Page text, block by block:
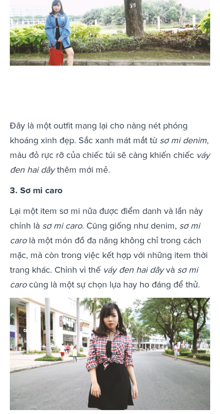
Đây là một outfit mang lại cho nàng nét phóng
khoáng xinh đẹp. Sắc xanh mát mắt từ sơ mi denim,
màu đỏ rực rỡ của chiếc túi sẽ càng khiến chiếc váy
đen hai dâythêm mới mẻ.
3. Sơ mi caro
Lại một item sơ mi nữa được điểm danh và lần này
chính là sơ mi caro. Cũng giống như denim, sơ mi
carolà một món đồ đa năng không chỉ trong cách
mặc, mà còn trong việc kết hợp với những item thời
trang khác. Chính vì thế váy đen hai dâyvà sơ mi
carocũng là một sự chọn lựa hay ho đáng để thử.